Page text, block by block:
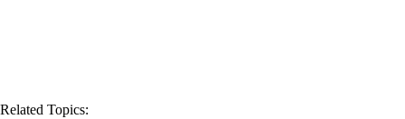
Related Topics: